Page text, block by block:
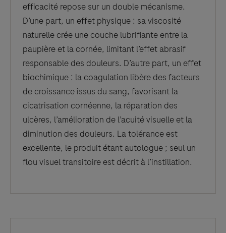
efficacité repose sur un double mécanisme.
D’une part, un effet physique : sa viscosité
naturelle crée une couche lubrifiante entre la
paupière et la cornée, limitant l’effet abrasif
responsable des douleurs. D’autre part, un effet
biochimique : la coagulation libère des facteurs
de croissance issus du sang, favorisant la
cicatrisation cornéenne, la réparation des
ulcères, l’amélioration de l’acuité visuelle et la
diminution des douleurs. La tolérance est
excellente, le produit étant autologue ; seul un
flou visuel transitoire est décrit à l’instillation.